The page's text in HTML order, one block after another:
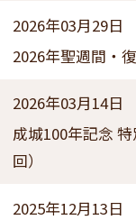
2026年03月29日
2026年聖週間・
2026年03月14日
成城100年記念
回）
2025年12月13日